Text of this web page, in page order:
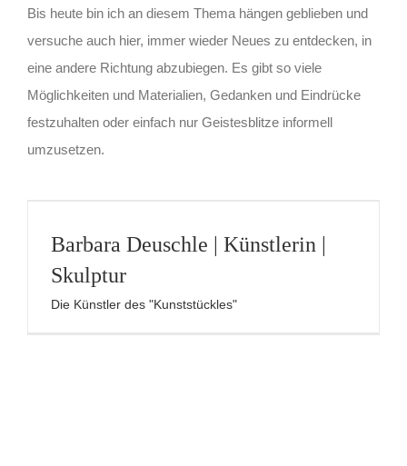
Bis heute bin ich an diesem Thema hängen geblieben und
versuche auch hier, immer wieder Neues zu entdecken, in
eine andere Richtung abzubiegen. Es gibt so viele
Möglichkeiten und Materialien, Gedanken und Eindrücke
festzuhalten oder einfach nur Geistesblitze informell
umzusetzen.
Barbara Deuschle | Künstlerin |
Skulptur
Die Künstler des "Kunststückles"